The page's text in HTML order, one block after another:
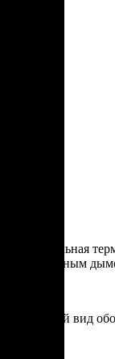
Универсальная
фрикционным
* итоговый вид